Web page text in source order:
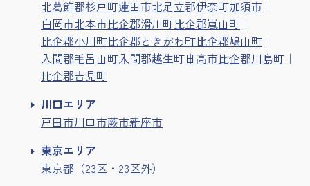
北葛飾郡杉戸町蓮田市北足立郡伊奈町加須市
白岡市北本市比企郡滑川町比企郡嵐山町
比企郡小川町比企郡ときがわ町比企郡鳩山町
入間郡毛呂山町入間郡越生町日高市比企郡川島町
比企郡吉見町
川口エリア
戸田市川口市蕨市新座市
東京エリア
東京都 （23区 ・ 23区外）